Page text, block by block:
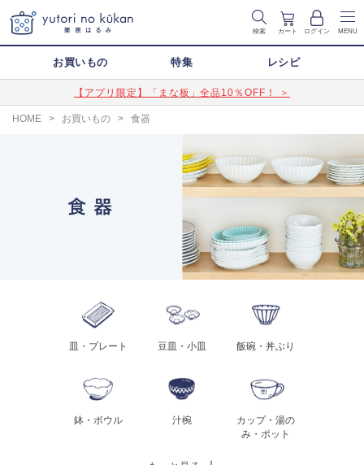
検索 カート ログイン MENU
お買いもの 特集 レシピ
【アプリ限定】「まな板」全品10％OFF！ ＞
HOME > お買いもの > 食器
皿・プレート 豆皿・小皿 飯碗・丼ぶり
鉢・ボウル 汁椀
カップ・湯の
み・ポット